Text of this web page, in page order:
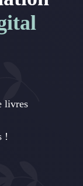
livres
!